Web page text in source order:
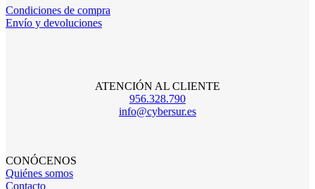
Condiciones de compra
Envío y devoluciones
ATENCIÓN AL CLIENTE
956.328.790
info@cybersur.es
CONÓCENOS
Quiénes somos
Contacto